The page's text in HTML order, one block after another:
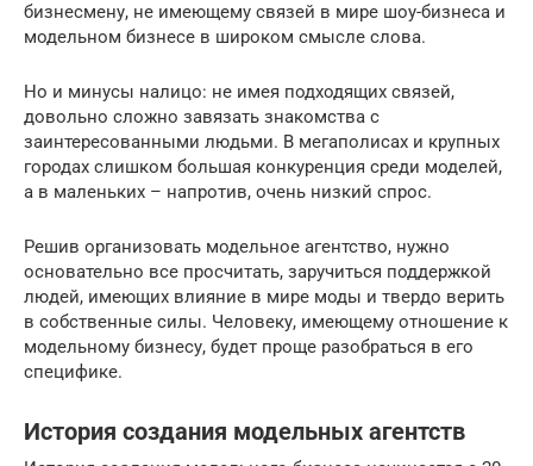
бизнесмену, не имеющему связей в мире шоу-бизнеса и
модельном бизнесе в широком смысле слова.
Но и минусы налицо: не имея подходящих связей,
довольно сложно завязать знакомства с
заинтересованными людьми. В мегаполисах и крупных
городах слишком большая конкуренция среди моделей,
а в маленьких – напротив, очень низкий спрос.
Решив организовать модельное агентство, нужно
основательно все просчитать, заручиться поддержкой
людей, имеющих влияние в мире моды и твердо верить
в собственные силы. Человеку, имеющему отношение к
модельному бизнесу, будет проще разобраться в его
специфике.
История создания модельных агентств